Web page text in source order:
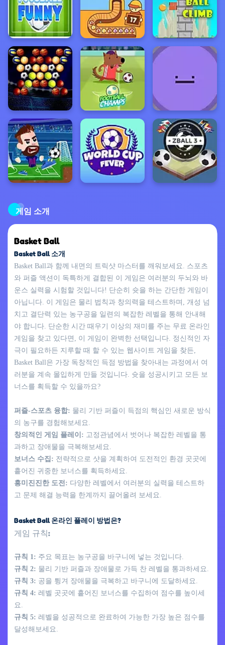
게임 소개
Basket Ball
Basket Ball 소개
Basket Ball과 함께 내면의 트릭샷 마스터를 깨워보세요. 스포츠
와 퍼즐 액션이 독특하게 결합된 이 게임은 여러분의 두뇌와 바
운스 실력을 시험할 것입니다! 단순히 슛을 하는 간단한 게임이
아닙니다. 이 게임은 물리 법칙과 창의력을 테스트하며, 개성 넘
치고 결단력 있는 농구공을 일련의 복잡한 레벨을 통해 안내해
야 합니다. 단순한 시간 때우기 이상의 재미를 주는 무료 온라인
게임을 찾고 있다면, 이 게임이 완벽한 선택입니다. 정신적인 자
극이 필요하든 지루할 때 할 수 있는 웹사이트 게임을 찾든,
Basket Ball은 가장 독창적인 득점 방법을 찾아내는 과정에서 여
러분을 계속 몰입하게 만들 것입니다. 슛을 성공시키고 모든 보
너스를 획득할 수 있을까요?
퍼즐-스포츠 융합: 물리 기반 퍼즐이 득점의 핵심인 새로운 방식
의 농구를 경험해보세요.
창의적인 게임 플레이: 고정관념에서 벗어나 복잡한 레벨을 통
과하고 장애물을 극복해보세요.
보너스 수집: 전략적으로 샷을 계획하여 도전적인 환경 곳곳에
흩어진 귀중한 보너스를 획득하세요.
흥미진진한 도전: 다양한 레벨에서 여러분의 실력을 테스트하
고 문제 해결 능력을 한계까지 끌어올려 보세요.
Basket Ball 온라인 플레이 방법은?
게임 규칙:
규칙 1: 주요 목표는 농구공을 바구니에 넣는 것입니다.
규칙 2: 물리 기반 퍼즐과 장애물로 가득 찬 레벨을 통과하세요.
규칙 3: 공을 튕겨 장애물을 극복하고 바구니에 도달하세요.
규칙 4: 레벨 곳곳에 흩어진 보너스를 수집하여 점수를 높이세
요.
규칙 5: 레벨을 성공적으로 완료하여 가능한 가장 높은 점수를
달성해보세요.